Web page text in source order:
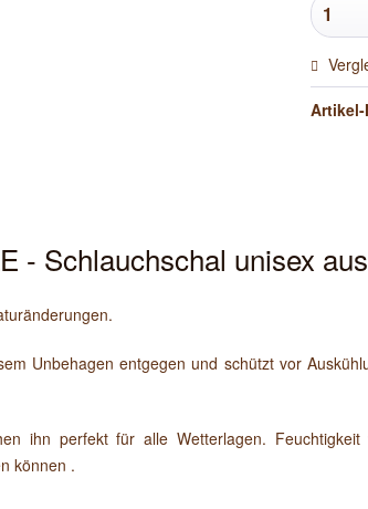
Artikel-
- Schlauchschal unisex
Unbehagen entgegen und schützt vor
ihn perfekt für alle Wetterlagen.
können .